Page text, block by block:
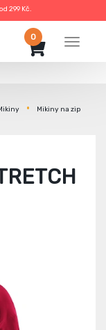
299 Kč.
Menu
0
Mikiny na zip